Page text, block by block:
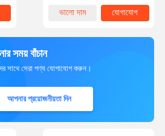
ভালো দাম
যোগাযোগ
সময় বাঁচান
সাথে সেরা পণ্য যোগাযোগ করুন।
আপনার প্রয়োজনীয়তা দিন